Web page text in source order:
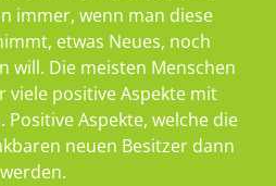
immer, wenn man diese
etwas Neues, noch
will. Die meisten Menschen
viele positive Aspekte mit
Positive Aspekte, welche die
neuen Besitzer dann